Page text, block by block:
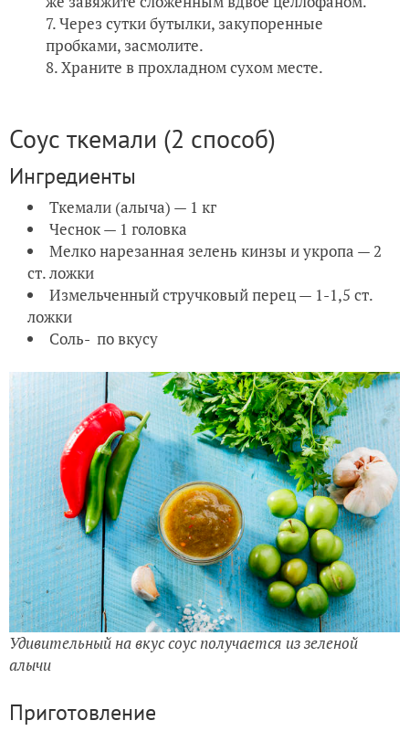
Через сутки бутылки, закупоренные
пробками, засмолите.
Храните в прохладном сухом месте.
Соус ткемали (2 способ)
Ингредиенты
Ткемали (алыча) — 1 кг
Чеснок — 1 головка
Мелко нарезанная зелень кинзы и укропа — 2
ст. ложки
Измельченный стручковый перец — 1-1,5 ст.
ложки
Соль- по вкусу
Удивительный на вкус соус получается из зеленой
алычи
Приготовление